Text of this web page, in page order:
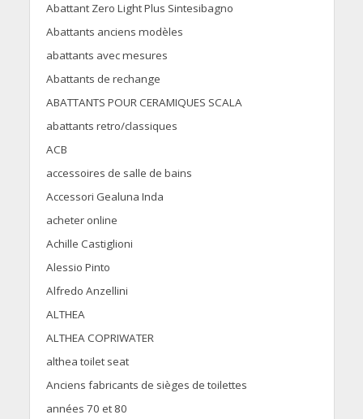
Abattant Zero Light Plus Sintesibagno
Abattants anciens modèles
abattants avec mesures
Abattants de rechange
ABATTANTS POUR CERAMIQUES SCALA
abattants retro/classiques
ACB
accessoires de salle de bains
Accessori Gealuna Inda
acheter online
Achille Castiglioni
Alessio Pinto
Alfredo Anzellini
ALTHEA
ALTHEA COPRIWATER
althea toilet seat
Anciens fabricants de sièges de toilettes
années 70 et 80